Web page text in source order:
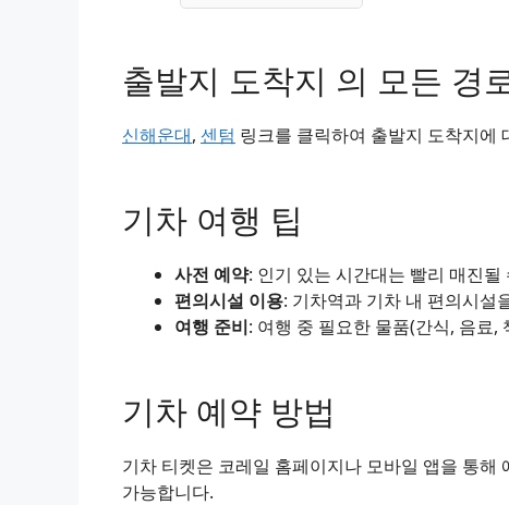
출발지 도착지 의 모든 경
신해운대, 센텀 링크를 클릭하여 출발지 도착지에
기차 여행 팁
사전 예약: 인기 있는 시간대는 빨리 매진
편의시설 이용: 기차역과 기차 내 편의시설
여행 준비: 여행 중 필요한 물품(간식, 음료,
기차 예약 방법
기차 티켓은 코레일 홈페이지나 모바일 앱을 통해
가능합니다.